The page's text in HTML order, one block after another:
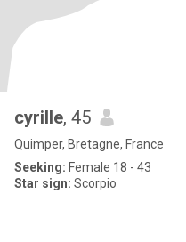
cyrille, 45
Quimper, Bretagne, France
Seeking: Female 18 - 43
Star sign: Scorpio